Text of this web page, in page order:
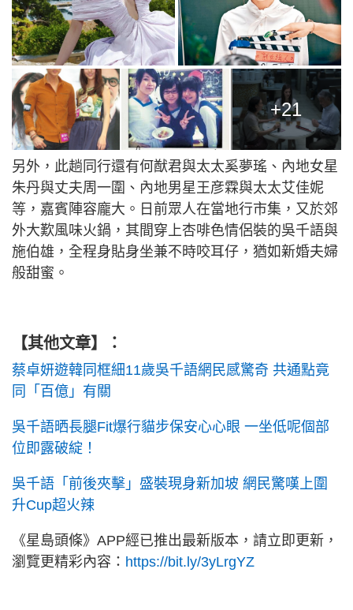
+21
另外，此趟同行還有何猷君與太太奚夢瑤、內地女星
朱丹與丈夫周一圍、內地男星王彦霖與太太艾佳妮
等，嘉賓陣容龐大。日前眾人在當地行市集，又於郊
外大歎風味火鍋，其間穿上杏啡色情侶裝的吳千語與
施伯雄，全程身貼身坐兼不時咬耳仔，猶如新婚夫婦
般甜蜜。
【其他文章】：
蔡卓妍遊韓同框細11歲吳千語網民感驚奇 共通點竟
同「百億」有關
吳千語晒長腿Fit爆行貓步保安心心眼 一坐低呢個部
位即露破綻！
吳千語「前後夾擊」盛裝現身新加坡 網民驚嘆上圍
升Cup超火辣
《星島頭條》APP經已推出最新版本，請立即更新，
瀏覽更精彩內容： https://bit.ly/3yLrgYZ